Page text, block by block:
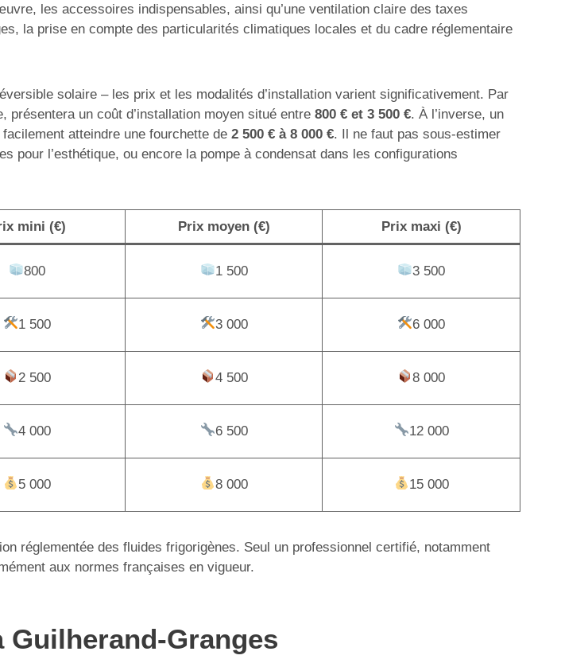
les accessoires indispensables, ainsi qu’une ventilation claire des taxes
la prise en compte des particularités climatiques locales et du cadre réglementaire
solaire – les prix et les modalités d’installation varient significativement. Par
un coût d’installation moyen situé entre 800 € et 3 500 €. À l’inverse, un
atteindre une fourchette de 2 500 € à 8 000 €. Il ne faut pas sous-estimer
l’esthétique, ou encore la pompe à condensat dans les configurations
mini (€) Prix moyen (€) Prix maxi (€)
800 1 500 3 500
1 500 3 000 6 000
2 500 4 500 8 000
4 000 6 500 12 000
5 000 8 000 15 000
réglementée des fluides frigorigènes. Seul un professionnel certifié, notamment
aux normes françaises en vigueur.
Granges